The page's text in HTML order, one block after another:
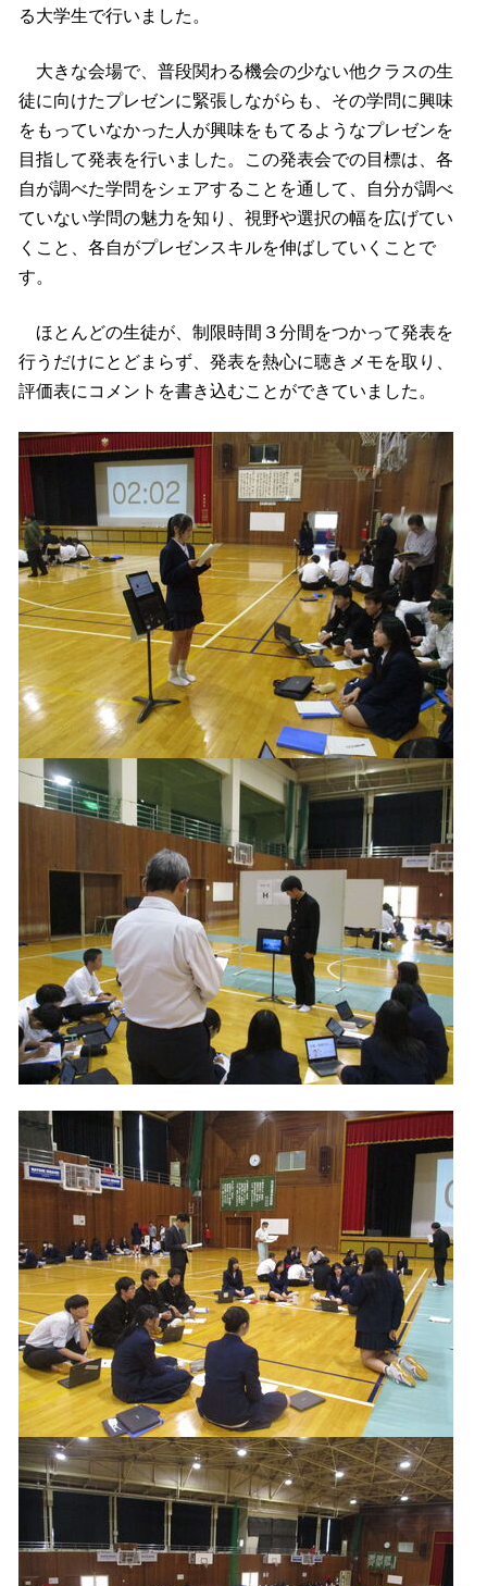
る大学生で行いました。
大きな会場で、普段関わる機会の少ない他クラスの生
徒に向けたプレゼンに緊張しながらも、その学問に興味
をもっていなかった人が興味をもてるようなプレゼンを
目指して発表を行いました。この発表会での目標は、各
自が調べた学問をシェアすることを通して、自分が調べ
ていない学問の魅力を知り、視野や選択の幅を広げてい
くこと、各自がプレゼンスキルを伸ばしていくことで
す。
ほとんどの生徒が、制限時間３分間をつかって発表を
行うだけにとどまらず、発表を熱心に聴きメモを取り、
評価表にコメントを書き込むことができていました。